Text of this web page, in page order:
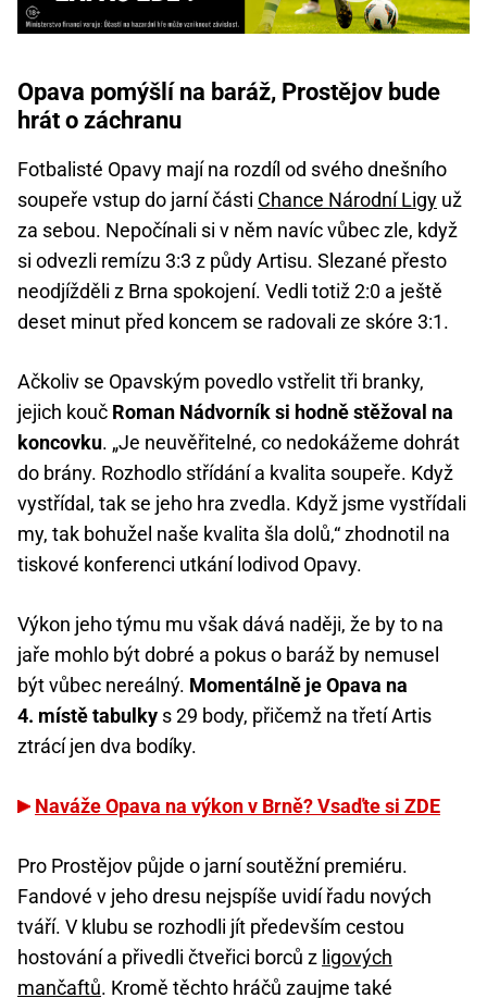
Opava pomýšlí na baráž, Prostějov bude
hrát o záchranu
Fotbalisté Opavy mají na rozdíl od svého dnešního
soupeře vstup do jarní části Chance Národní Ligy už
za sebou. Nepočínali si v něm navíc vůbec zle, když
si odvezli remízu 3:3 z půdy Artisu. Slezané přesto
neodjížděli z Brna spokojení. Vedli totiž 2:0 a ještě
deset minut před koncem se radovali ze skóre 3:1.
Ačkoliv se Opavským povedlo vstřelit tři branky,
jejich kouč Roman Nádvorník si hodně stěžoval na
koncovku. „Je neuvěřitelné, co nedokážeme dohrát
do brány. Rozhodlo střídání a kvalita soupeře. Když
vystřídal, tak se jeho hra zvedla. Když jsme vystřídali
my, tak bohužel naše kvalita šla dolů,“ zhodnotil na
tiskové konferenci utkání lodivod Opavy.
Výkon jeho týmu mu však dává naději, že by to na
jaře mohlo být dobré a pokus o baráž by nemusel
být vůbec nereálný. Momentálně je Opava na
4. místě tabulky s 29 body, přičemž na třetí Artis
ztrácí jen dva bodíky.
Naváže Opava na výkon v Brně? Vsaďte si ZDE
Pro Prostějov půjde o jarní soutěžní premiéru.
Fandové v jeho dresu nejspíše uvidí řadu nových
tváří. V klubu se rozhodli jít především cestou
hostování a přivedli čtveřici borců z ligových
mančaftů. Kromě těchto hráčů zaujme také